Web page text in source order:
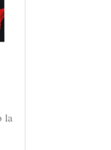
la